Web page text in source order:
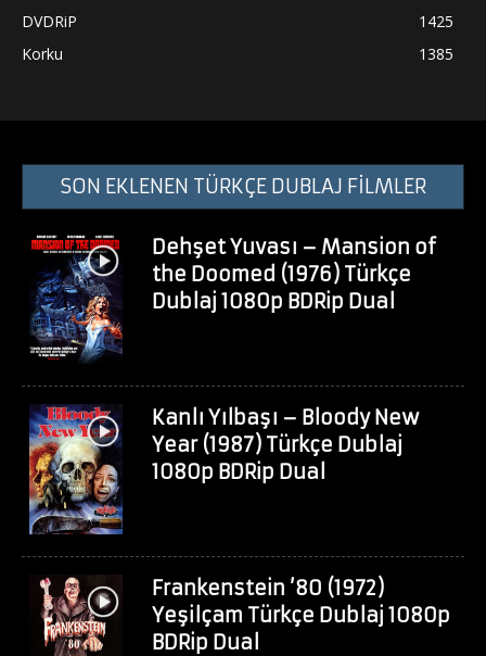
DVDRiP
1425
Korku
1385
SON EKLENEN TÜRKÇE DUBLAJ FİLMLER
Dehşet Yuvası – Mansion of
the Doomed (1976) Türkçe
Dublaj 1080p BDRip Dual
Kanlı Yılbaşı – Bloody New
Year (1987) Türkçe Dublaj
1080p BDRip Dual
Frankenstein ’80 (1972)
Yeşilçam Türkçe Dublaj 1080p
BDRip Dual